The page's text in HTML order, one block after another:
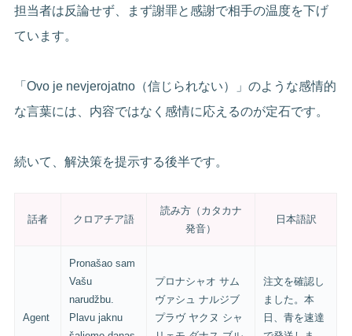
担当者は反論せず、まず謝罪と感謝で相手の温度を下げ
ています。
「Ovo je nevjerojatno（信じられない）」のような感情的
な言葉には、内容ではなく感情に応えるのが定石です。
続いて、解決策を提示する後半です。
話者 クロアチア語
読み方（カタカナ
発音）
日本語訳
Agent
Pronašao sam
Vašu
narudžbu.
Plavu jaknu
プロナシャオ サム
ヴァシュ ナルジブ
プラヴ ヤクヌ シャ
注文を確認し
ました。本
日、青を速達